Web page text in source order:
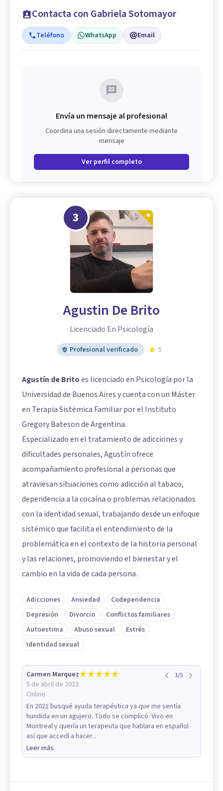
Contacta con Gabriela Sotomayor
Teléfono WhatsApp Email
Envía un mensaje al profesional
Coordina una sesión directamente mediante
mensaje
Ver perfil completo
3
Agustin De Brito
Licenciado En Psicología
Profesional verificado 5
Agustín de Britoes licenciado en Psicología por la
Universidad de Buenos Aires y cuenta con un Máster
en Terapia Sistémica Familiar por el Instituto
Gregory Bateson de Argentina.
Especializado en el tratamiento de adicciones y
dificultades personales, Agustín ofrece
acompañamiento profesional a personas que
atraviesan situaciones como adicción al tabaco,
dependencia a la cocaína o problemas relacionados
con la identidad sexual, trabajando desde un enfoque
sistémico que facilita el entendimiento de la
problemática en el contexto de la historia personal
y las relaciones, promoviendo el bienestar y el
cambio en la vida de cada persona.
Adicciones Ansiedad
Codependencia
Depresión
Divorcio
Conflictos familiares
Autoestima
Abuso sexual
Estrés
Identidad sexual
Carmen Marquez
5 de abril de 2023
Online
1/5
En 2021 busqué ayuda terapéutica ya que me sentía
hundida en un agujero. Todo se complicó. Vivo en
Montreal y quería un terapeuta que hablara en español
así que accedí a hacer...
Leer más